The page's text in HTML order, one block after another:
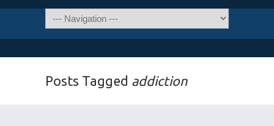
Posts Tagged addiction